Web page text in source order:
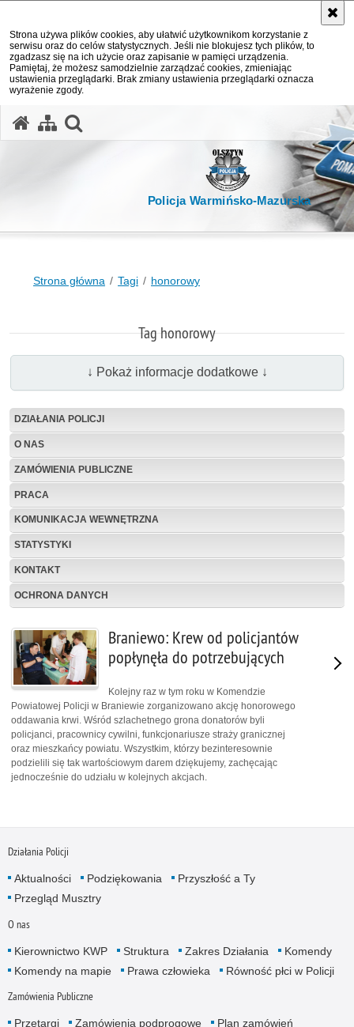
Strona używa plików cookies, aby ułatwić użytkownikom korzystanie z
serwisu oraz do celów statystycznych. Jeśli nie blokujesz tych plików, to
zgadzasz się na ich użycie oraz zapisanie w pamięci urządzenia.
Pamiętaj, że możesz samodzielnie zarządzać cookies, zmieniając
ustawienia przeglądarki. Brak zmiany ustawienia przeglądarki oznacza
wyrażenie zgody.
Policja Warmińsko-Mazurska
Strona główna Tagi honorowy
Tag honorowy
↓ Pokaż informacje dodatkowe ↓
DZIAŁANIA POLICJI
O NAS
ZAMÓWIENIA PUBLICZNE
PRACA
KOMUNIKACJA WEWNĘTRZNA
STATYSTYKI
KONTAKT
OCHRONA DANYCH
Braniewo: Krew od policjantów
popłynęła do potrzebujących
Kolejny raz w tym roku w Komendzie
Powiatowej Policji w Braniewie zorganizowano akcję honorowego
oddawania krwi. Wśród szlachetnego grona donatorów byli
policjanci, pracownicy cywilni, funkcjonariusze straży granicznej
oraz mieszkańcy powiatu. Wszystkim, którzy bezinteresownie
podzielili się tak wartościowym darem dziękujemy, zachęcając
jednocześnie do udziału w kolejnych akcjach.
Działania Policji
Aktualności Podziękowania
Przyszłość a Ty
Przegląd Musztry
O nas
Kierownictwo KWP Struktura Zakres Działania
Komendy
Komendy na mapie
Prawa człowieka Równość płci w Policji
Zamówienia Publiczne
Przetargi Zamówienia podprogowe
Plan zamówień